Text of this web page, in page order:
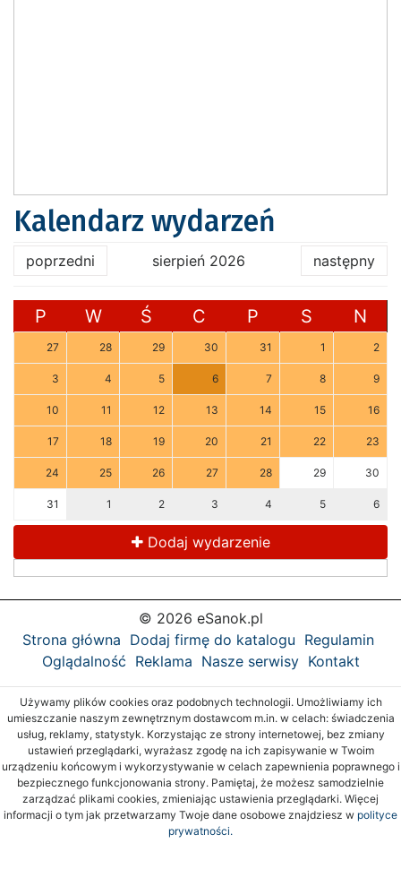
Kalendarz wydarzeń
poprzedni sierpień 2026 następny
P W Ś C P S N
27 28 29 30 31 1 2
3 4 5 6 7 8 9
10 11 12 13 14 15 16
17 18 19 20 21 22 23
24 25 26 27 28 29 30
31 1 2 3 4 5 6
Dodaj wydarzenie
© 2026 eSanok.pl
Strona główna Dodaj firmę do katalogu Regulamin
Oglądalność Reklama Nasze serwisy Kontakt
Używamy plików cookies oraz podobnych technologii. Umożliwiamy ich
umieszczanie naszym zewnętrznym dostawcom m.in. w celach: świadczenia
usług, reklamy, statystyk. Korzystając ze strony internetowej, bez zmiany
ustawień przeglądarki, wyrażasz zgodę na ich zapisywanie w Twoim
urządzeniu końcowym i wykorzystywanie w celach zapewnienia poprawnego i
bezpiecznego funkcjonowania strony. Pamiętaj, że możesz samodzielnie
zarządzać plikami cookies, zmieniając ustawienia przeglądarki. Więcej
informacji o tym jak przetwarzamy Twoje dane osobowe znajdziesz w polityce
prywatności.